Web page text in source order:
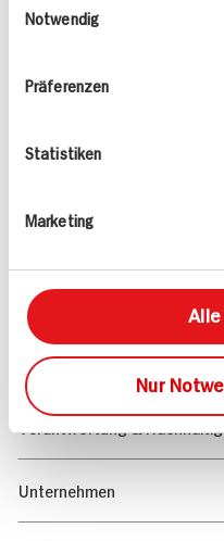
bereitgestellt haben
Notwendig
Präferenzen
Statistiken
Marketing
Nur
Folgen Sie uns auf TikTok
Marktfinder
Unser Magazin
Unternehmen